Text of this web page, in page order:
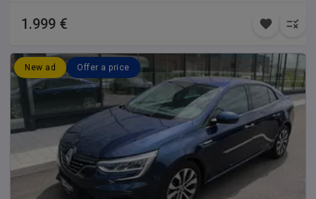
kupovine. Prodavac ne snosi odgovornost za eventualne greške
dostavljenih informacija.
1.999 €
New ad Offer a price